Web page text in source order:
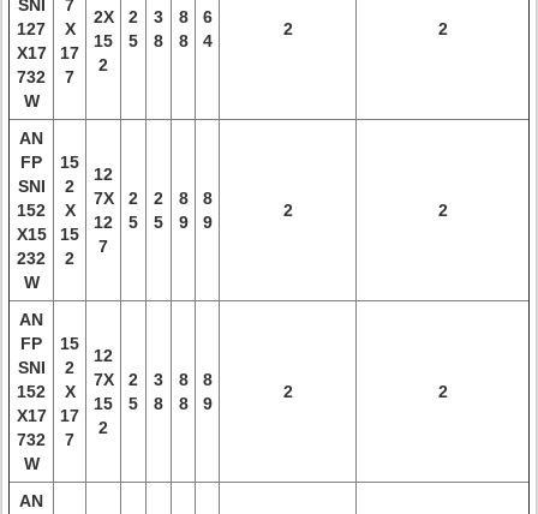
SNI
127
X17
732
W
7
X
17
7
2X
15
2
2
5
3
8
8
8
6
4
2 2
AN
FP
SNI
152
X15
232
W
15
2
X
15
2
12
7X
12
7
2
5
2
5
8
9
8
9
2 2
AN
FP
SNI
152
X17
732
W
15
2
X
17
7
12
7X
15
2
2
5
3
8
8
8
8
9
2 2
AN